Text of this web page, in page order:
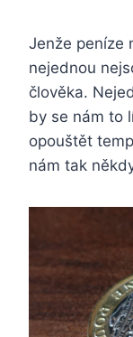
Jenže peníze
nejednou
člověka.
by se nám to
opouštět
nám tak